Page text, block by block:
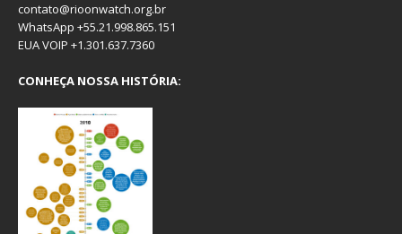
contato@rioonwatch.org.br
WhatsApp +55.21.998.865.151
EUA VOIP +1.301.637.7360
CONHEÇA NOSSA HISTÓRIA: